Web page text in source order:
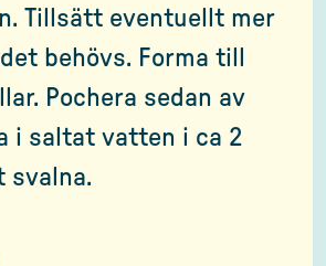
Tillsätt eventuellt mer
behövs. Forma till
Pochera sedan av
i saltat vatten i ca 2
svalna.